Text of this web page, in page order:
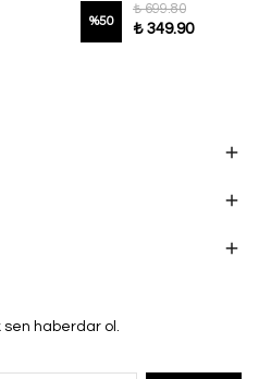
%50
₺ 699.80
₺ 349.90
sen haberdar ol.